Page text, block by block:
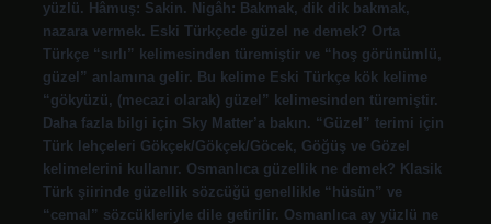
yüzlü. Hâmuş: Sakin. Nigâh: Bakmak, dik dik bakmak,
nazara vermek. Eski Türkçede güzel ne demek? Orta
Türkçe “sırlı” kelimesinden türemiştir ve “hoş görünümlü,
güzel” anlamına gelir. Bu kelime Eski Türkçe kök kelime
“gökyüzü, (mecazi olarak) güzel” kelimesinden türemiştir.
Daha fazla bilgi için Sky Matter’a bakın. “Güzel” terimi için
Türk lehçeleri Gökçek/Gökçek/Göcek, Göğüş ve Gözel
kelimelerini kullanır. Osmanlıca güzellik ne demek? Klasik
Türk şiirinde güzellik sözcüğü genellikle “hüsün” ve
“cemal” sözcükleriyle dile getirilir. Osmanlıca ay yüzlü ne